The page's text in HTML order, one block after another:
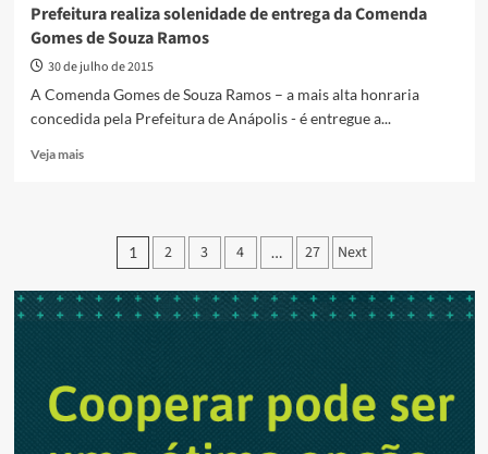
venda
de
etanol
preço
abusivo
Prefeitura realiza solenidade de entrega da Comenda
Gomes de Souza Ramos
30 de julho de 2015
A Comenda Gomes de Souza Ramos – a mais alta honraria
concedida pela Prefeitura de Anápolis - é entregue a...
Veja maisRead
realiza
solenidade
entrega
da
Souza
Ramos
Paginação
de
posts
1 2 3 4 … 27 Next